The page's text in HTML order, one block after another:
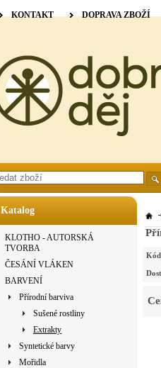
Katalog
KLOTHO - AUTORSKÁ
TVORBA
ČESÁNÍ VLÁKEN
BARVENÍ
Přírodní barviva
Sušené rostliny
Extrakty
Syntetické barvy
Mořidla
KONTAKT DOPRAVA ZBOŽÍ